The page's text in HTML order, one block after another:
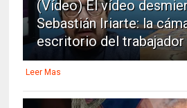
(Vídeo) El vídeo
Sebastián Iriarte: la
escritorio del
Leer Mas